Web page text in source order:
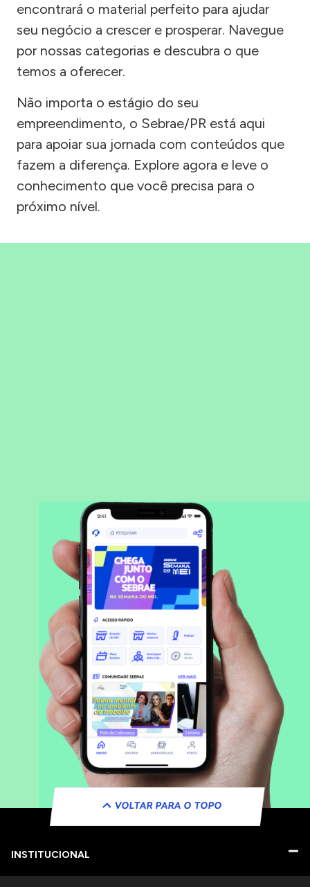
encontrará o material perfeito para ajudar
seu negócio a crescer e prosperar. Navegue
por nossas categorias e descubra o que
temos a oferecer.
Não importa o estágio do seu
empreendimento, o Sebrae/PR está aqui
para apoiar sua jornada com conteúdos que
fazem a diferença. Explore agora e leve o
conhecimento que você precisa para o
próximo nível.
VOLTAR PARA O TOPO
INSTITUCIONAL